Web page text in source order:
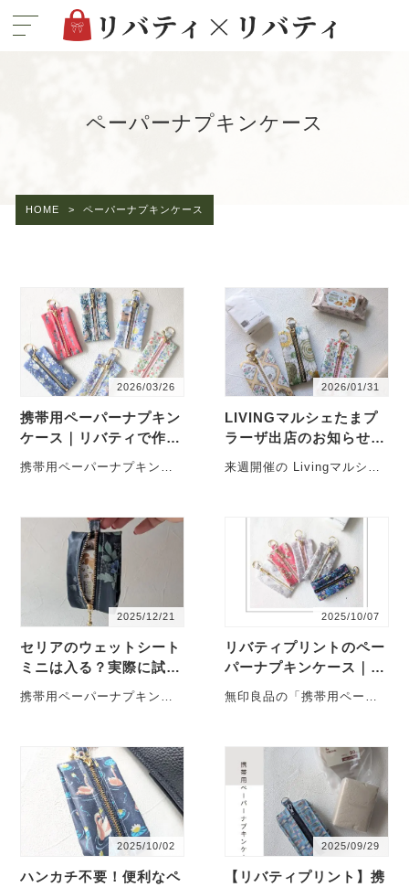
ペーパーナプキンケース
HOME > ペーパーナプキンケース
2026/03/26
携帯用ペーパーナプキン
ケース｜リバティで作る
外出先の手拭き＆衛生ア
イテム
携帯用ペーパーナプキンケ
特に旅行のと・・・
2026/01/31
LIVINGマルシェたまプ
ラーザ出店のお知らせ｜
携帯用ペーパーナプキン
ケースを作りました
来週開催の Livingマルシェ
ースを制作しまし・・・
2025/12/21
セリアのウェットシート
ミニは入る？実際に試し
てみました
携帯用ペーパーナプキンケ
れているウェッ・・・
2025/10/07
リバティプリントのペー
パーナプキンケース｜ハ
ンカチ代わりに便利で可
愛い｜発売スタート
無印良品の「携帯用ペーパ
ンカチ代わりに人気・・・
2025/10/02
ハンカチ不要！便利なペ
2025/09/29
【リバティプリント】携